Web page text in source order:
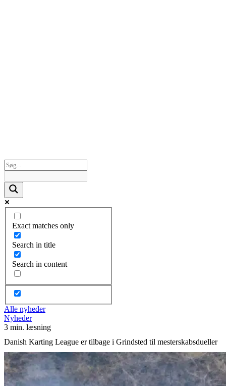
Exact matches only
Search in title
Search in content
Alle nyheder
Nyheder
3 min. læsning
Danish Karting League er tilbage i Grindsted til mesterskabsdueller